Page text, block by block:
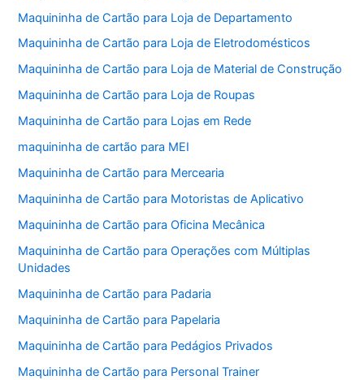
Maquininha de Cartão para Loja de Departamento
Maquininha de Cartão para Loja de Eletrodomésticos
Maquininha de Cartão para Loja de Material de Construção
Maquininha de Cartão para Loja de Roupas
Maquininha de Cartão para Lojas em Rede
maquininha de cartão para MEI
Maquininha de Cartão para Mercearia
Maquininha de Cartão para Motoristas de Aplicativo
Maquininha de Cartão para Oficina Mecânica
Maquininha de Cartão para Operações com Múltiplas
Unidades
Maquininha de Cartão para Padaria
Maquininha de Cartão para Papelaria
Maquininha de Cartão para Pedágios Privados
Maquininha de Cartão para Personal Trainer